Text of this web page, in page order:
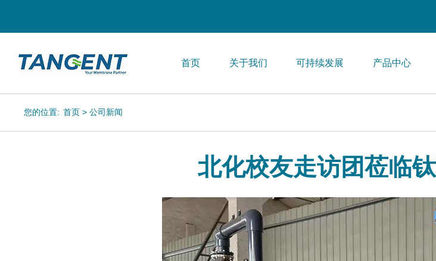
首页 关于我们 可持续发展 产品中心
您的位置: 首页 > 公司新闻
北化校友走访团莅临